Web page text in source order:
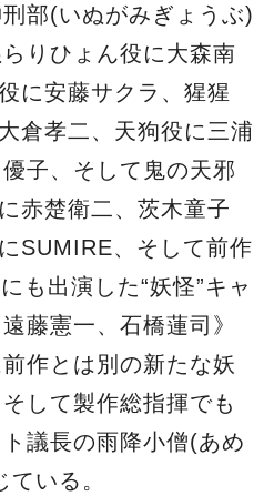
部(いぬがみぎょうぶ)
りひょん役に大森南
に安藤サクラ、猩猩
倉孝二、天狗役に三浦
子、そして鬼の天邪
赤楚衛二、茨木童子
SUMIRE、そして前作
も出演した“妖怪”キャ
藤憲一、石橋蓮司》
作とは別の新たな妖
して製作総指揮でも
議長の雨降小僧(あめ
いる。